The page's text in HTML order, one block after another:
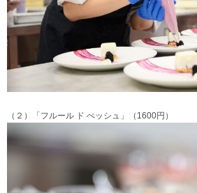
（２）「フルール ド ぺッシュ」（1600円）